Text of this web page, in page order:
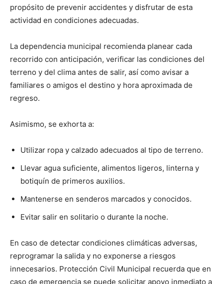
propósito de prevenir accidentes y disfrutar de esta
actividad en condiciones adecuadas.
La dependencia municipal recomienda planear cada
recorrido con anticipación, verificar las condiciones del
terreno y del clima antes de salir, así como avisar a
familiares o amigos el destino y hora aproximada de
regreso.
Asimismo, se exhorta a:
Utilizar ropa y calzado adecuados al tipo de terreno.
Llevar agua suficiente, alimentos ligeros, linterna y
botiquín de primeros auxilios.
Mantenerse en senderos marcados y conocidos.
Evitar salir en solitario o durante la noche.
En caso de detectar condiciones climáticas adversas,
reprogramar la salida y no exponerse a riesgos
innecesarios. Protección Civil Municipal recuerda que en
caso de emergencia se puede solicitar apoyo inmediato a